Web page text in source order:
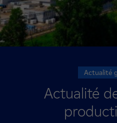
Actualité
Actualité